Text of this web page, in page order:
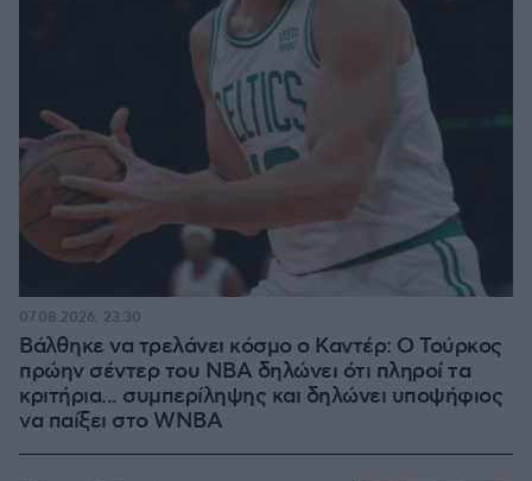
Βάλθηκε να τρελάνει κόσμο ο Καντέρ: Ο Τούρκος
πρώην σέντερ του NBA δηλώνει ότι πληροί τα
κριτήρια... συμπερίληψης και δηλώνει υποψήφιος
να παίξει στο WNBA
07.08.2026, 23:30